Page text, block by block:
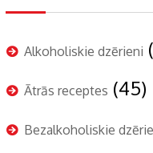
Alkoholiskie dzērieni
Ātrās receptes (45)
Bezalkoholiskie